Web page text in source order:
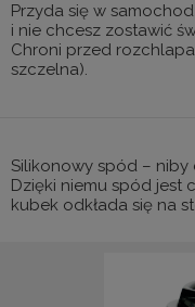
Przyda się w
i nie chcesz zostawić
Chroni przed
szczelna).
Silikonowy spód – niby
Dzięki niemu spód jest
kubek odkłada się na